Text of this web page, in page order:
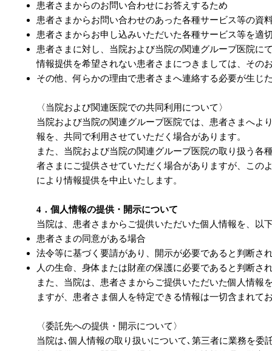
患者さまからのお問い合わせにお答えするため
患者さまからお問い合わせのあった各種サービス等の資
患者さまからお申し込みいただいた各種サービス等を適
患者さまに対し、当院および当院の関連グループ医院に
情報提供を希望されない患者さまにつきましては、その
その他、何らかの理由で患者さまへ連絡する必要が生じ
〈当院および関連医院での共同利用について〉
当院および当院の関連グループ医院では、患者さまへよ
報を、共同で利用させていただく場合があります。
また、当院および当院の関連グループ医院の取り扱う
者さまにご提供させていただく場合がありますが、この
により情報提供を中止いたします。
4．個人情報の提供・開示について
当院は、患者さまからご提供いただいた個人情報を、以
患者さまの同意がある場合
法令等に基づく要請があり、開示が必要であると判断さ
人の生命、身体または財産の保護に必要であると判断さ
また、当院は、患者さまからご提供いただいた個人情
ますが、患者さま個人を特定できる情報は一切含まれて
〈委託先への提供・開示について〉
当院は､個人情報の取り扱いについて､第三者に業務を